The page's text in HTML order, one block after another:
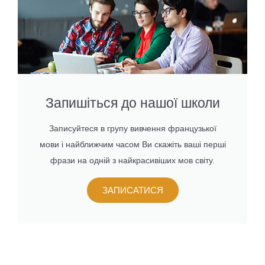
Запишіться до нашої школи
Записуйтеся в групу вивчення французької
мови і найближчим часом Ви скажіть ваші перші
фрази на одній з найкрасивіших мов світу.
ЗАПИСАТИСЯ